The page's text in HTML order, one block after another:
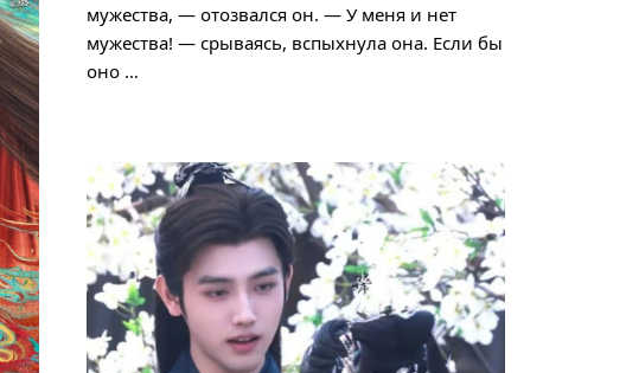
мужества, — отозвался он. — У меня и нет
мужества! — срываясь, вспыхнула она. Если бы
оно …